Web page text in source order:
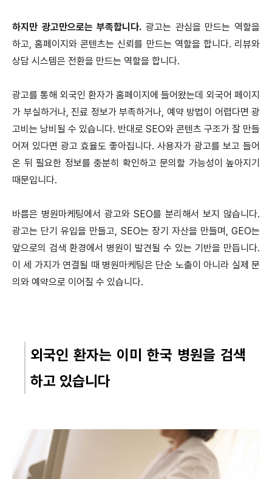
하지만 광고만으로는 부족합니다. 광고는 관심을 만드는 역할을
하고, 홈페이지와 콘텐츠는 신뢰를 만드는 역할을 합니다. 리뷰와
상담 시스템은 전환을 만드는 역할을 합니다.
광고를 통해 외국인 환자가 홈페이지에 들어왔는데 외국어 페이지
가 부실하거나, 진료 정보가 부족하거나, 예약 방법이 어렵다면 광
고비는 낭비될 수 있습니다. 반대로 SEO와 콘텐츠 구조가 잘 만들
어져 있다면 광고 효율도 좋아집니다. 사용자가 광고를 보고 들어
온 뒤 필요한 정보를 충분히 확인하고 문의할 가능성이 높아지기
때문입니다.
바름은 병원마케팅에서 광고와 SEO를 분리해서 보지 않습니다.
광고는 단기 유입을 만들고, SEO는 장기 자산을 만들며, GEO는
앞으로의 검색 환경에서 병원이 발견될 수 있는 기반을 만듭니다.
이 세 가지가 연결될 때 병원마케팅은 단순 노출이 아니라 실제 문
의와 예약으로 이어질 수 있습니다.
외국인 환자는 이미 한국 병원을 검색
하고 있습니다